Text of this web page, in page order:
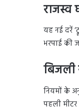
राजस्व
यह नई दरें
भरपाई की
नियमों के
पहली